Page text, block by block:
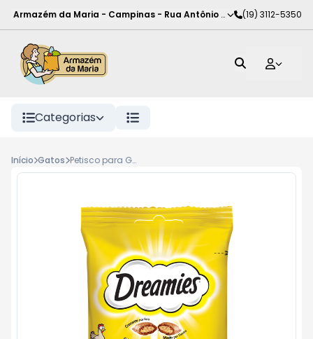
Armazém da Maria - Campinas - Rua Antônio Rodrigues de
(19) 3112-5350
Categorias
Início Gatos Petisco para Gatos Adultos Frango Dreamies Pacote 40g